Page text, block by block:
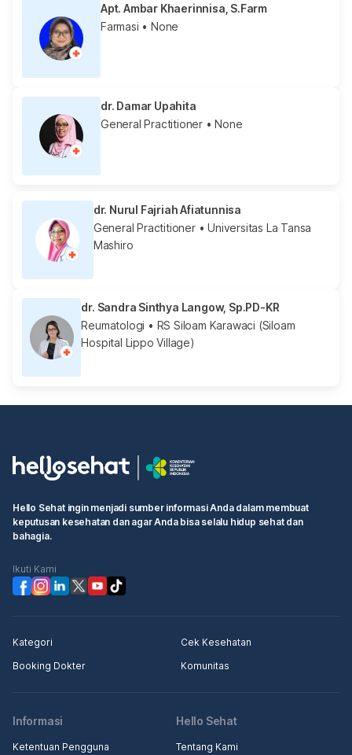
Apt. Ambar Khaerinnisa, S.Farm
Farmasi • None
dr. Damar Upahita
General Practitioner • None
dr. Nurul Fajriah Afiatunnisa
General Practitioner• Universitas La Tansa
Mashiro
dr. Sandra Sinthya Langow, Sp.PD-KR
Reumatologi • RS Siloam Karawaci (Siloam
Hospital Lippo Village)
Hello Sehat ingin menjadi sumber informasi Anda dalam membuat
keputusan kesehatan dan agar Anda bisa selalu hidup sehat dan
bahagia.
Ikuti Kami
Kategori
Cek Kesehatan
Booking Dokter
Komunitas
Informasi
Ketentuan Pengguna
Hello Sehat
Tentang Kami